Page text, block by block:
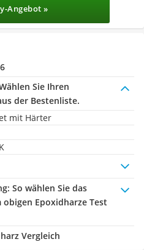
Angebot »
Sie Ihren
der Bestenliste.
mit Härter
: So wählen Sie das
Epoxidharze Test
Vergleich